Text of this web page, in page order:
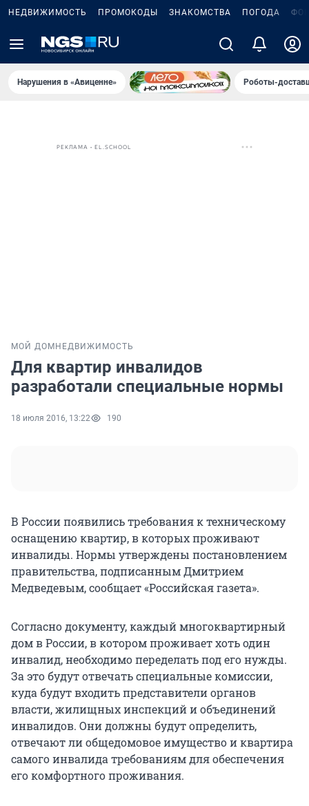
НЕДВИЖИМОСТЬ ПРОМОКОДЫ ЗНАКОМСТВА ПОГОДА
Нарушения в «Авиценне» Роботы-
РЕКЛАМА • EL.SCHOOL
МОЙ ДОМ НЕДВИЖИМОСТЬ
Для квартир инвалидов
разработали специальные нормы
18 июля 2016, 13:22 190
В России появились требования к техническому
оснащению квартир, в которых проживают
инвалиды. Нормы утверждены постановлением
правительства, подписанным Дмитрием
Медведевым, сообщает «Российская газета».
Согласно документу, каждый многоквартирный
дом в России, в котором проживает хоть один
инвалид, необходимо переделать под его нужды.
За это будут отвечать специальные комиссии,
куда будут входить представители органов
власти, жилищных инспекций и объединений
инвалидов. Они должны будут определить,
отвечают ли общедомовое имущество и квартира
самого инвалида требованиям для обеспечения
его комфортного проживания.